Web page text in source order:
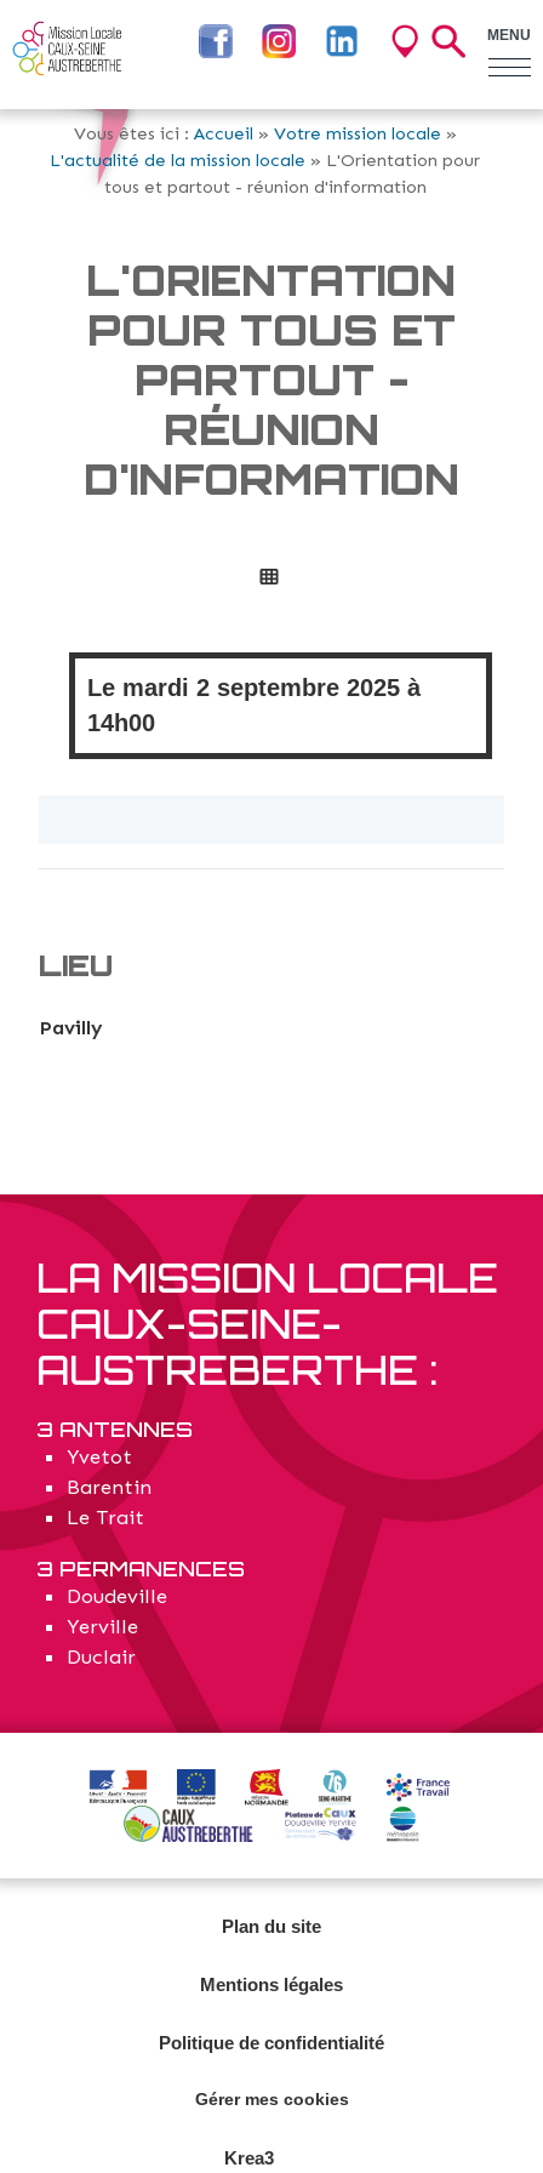
MENU
Vous êtes ici : Accueil » Votre mission locale »
L'actualité de la mission locale » L'Orientation pour
tous et partout - réunion d'information
L'ORIENTATION
POUR TOUS ET
PARTOUT -
RÉUNION
D'INFORMATION
Le mardi 2 septembre 2025 à
14h00
LIEU
Pavilly
LA MISSION LOCALE
CAUX-SEINE-
AUSTREBERTHE :
3 ANTENNES
Yvetot
Barentin
Le Trait
3 PERMANENCES
Doudeville
Yerville
Duclair
Plan du site
Mentions légales
Politique de confidentialité
Gérer mes cookies
Krea3